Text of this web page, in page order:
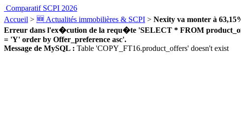
Comparatif SCPI 2026
Accueil > 🆕 Actualités immobilières & SCPI > Nexity va monter à
Erreur dans l'ex�cution de la requ�te 'SELECT * FROM
= 'Y' order by Offer_preference asc'.
Message de MySQL : Table 'COPY_FT16.product_offers' doesn't exist